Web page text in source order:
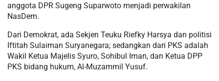
anggota DPR Sugeng Suparwoto menjadi perwakilan
NasDem.
Dari Demokrat, ada Sekjen Teuku Riefky Harsya dan politisi
Iftitah Sulaiman Suryanegara; sedangkan dari PKS adalah
Wakil Ketua Majelis Syuro, Sohibul Iman, dan Ketua DPP
PKS bidang hukum, Al-Muzammil Yusuf.